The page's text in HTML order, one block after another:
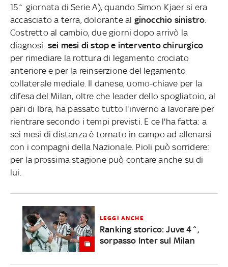
15^ giornata di Serie A), quando Simon Kjaer si era
accasciato a terra, dolorante al ginocchio sinistro
Costretto al cambio, due giorni dopo arrivò la
diagnosi: sei mesi di stop e intervento chirurgico
per rimediare la rottura di legamento crociato
anteriore e per la reinserzione del legamento
collaterale mediale. Il danese, uomo-chiave per la
difesa del Milan, oltre che leader dello spogliatoio, al
pari di Ibra, ha passato tutto l'inverno a lavorare per
rientrare secondo i tempi previsti. E ce l'ha fatta: a
sei mesi di distanza è tornato in campo ad allenarsi
con i compagni della Nazionale. Pioli può sorridere:
per la prossima stagione può contare anche su di
lui.
LEGGI ANCHE
Ranking storico: Juve 4^,
sorpasso Inter sul Milan